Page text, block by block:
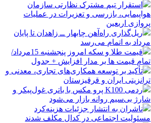
استقرار تیم مشترک نظارتی سازمان
هواپیمایی، بازرسی و تعزیرات در عملیات
پروازی اربعین
ریل‌گذاری راه‌آهن چابهار ــ زاهدان تا پایان
مرداد به اتمام می‌رسد
قیمت طلا و سکه امروز پنجشنبه 15مرداد/
تمام قیمت ها بر مدار افزایش + جدول
تأکید بر توسعه همکاری‌های تجاری، معدنی و
ترانزیتی ایران و قرقیزستان
ردمی K100 پرو مکس با باتری غول‌پیکر و
شارژ بی‌سیم روانه بازار می‌شود
ناشران به انتشار جزئیات هزینه‌کرد
مسئولیت اجتماعی در کدال مکلف شدند